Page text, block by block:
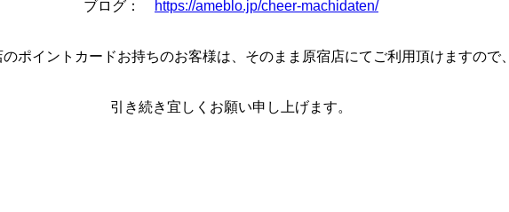
ブログ： https://ameblo.jp/cheer-machidaten/
ポイントカードお持ちのお客様は、そのまま原宿店にてご利用頂けますので、
引き続き宜しくお願い申し上げます。